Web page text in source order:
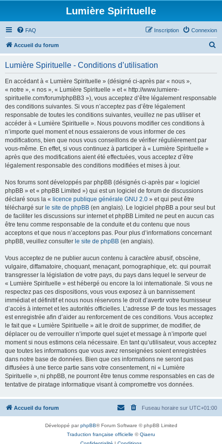
Lumière Spirituelle
FAQ Connexion
Inscription
Accueil du forum
Lumière Spirituelle - Conditions d’utilisation
En accédant à « Lumière Spirituelle » (désigné ci-après par « nous »,
« notre », « nos », « Lumière Spirituelle » et « http://www.lumiere-
spirituelle.com/forum/phpBB3 »), vous acceptez d’être légalement responsable
des conditions suivantes. Si vous n’acceptez pas d’être légalement
responsable de toutes les conditions suivantes, veuillez ne pas utiliser et
accéder à « Lumière Spirituelle ». Nous pouvons modifier ces conditions à
n’importe quel moment et nous essaierons de vous informer de ces
modifications, bien que nous vous conseillons de vérifier régulièrement par
vous-même. En effet, si vous continuez à participer à « Lumière Spirituelle »
après que des modifications aient été effectuées, vous acceptez d’être
légalement responsable des conditions modifiées et mises à jour.
Nos forums sont développés par phpBB (désignés ci-après par « logiciel
phpBB » et « phpBB Limited ») qui est un logiciel de forum de discussions
déclaré sous la « licence publique générale GNU 2.0 » et qui peut être
téléchargé sur le site de phpBB (en anglais). Le logiciel phpBB a pour seul but
de faciliter les discussions sur internet et phpBB Limited ne peut en aucun cas
être tenu comme responsable de la conduite et du contenu que nous
acceptons et que nous n’acceptons pas. Pour plus d’informations concernant
phpBB, veuillez consulter le site de phpBB (en anglais).
Vous acceptez de ne publier aucun contenu à caractère abusif, obscène,
vulgaire, diffamatoire, choquant, menaçant, pornographique, etc. qui pourrait
transgresser la législation de votre pays, du pays dans lequel le serveur de
« Lumière Spirituelle » est hébergé ou encore la loi internationale. Si vous ne
respectez pas ces dispositions, vous vous exposez à un bannissement
immédiat et définitif et nous nous réservons le droit d’avertir votre fournisseur
d’accès à internet et les autorités officielles. L’adresse IP de tous les messages
est enregistrée afin d’aider au renforcement de ces conditions. Vous acceptez
le fait que « Lumière Spirituelle » ait le droit de supprimer, de modifier, de
déplacer ou de verrouiller n’importe quel sujet et message à n’importe quel
moment si nous estimons cela nécessaire. En tant qu’utilisateur, vous acceptez
que toutes les informations que vous avez renseignées soient enregistrées
dans notre base de données. Bien que ces informations ne seront pas
diffusées à une tierce partie sans votre consentement, ni « Lumière
Spirituelle », ni phpBB, ne pourront être tenus comme responsables en cas de
tentative de piratage informatique visant à compromettre vos données.
Accueil du forum Fuseau horaire sur UTC+01:00
Développé parphpBB® Forum Software © phpBB Limited
Traduction française officielle ©Qiaeru